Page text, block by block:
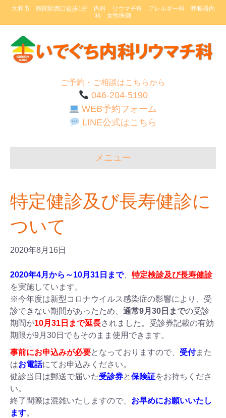
大和市 鶴間駅西口徒歩1分 内科 リウマチ科 アレルギー科 呼吸器内
科 女性医師
ご予約・ご相談はこちらから
046-204-5190
WEB予約フォーム
LINE公式はこちら
メニュー
特定健診及び長寿健診に
ついて
2020年8月16日
2020年4月から～10月31日まで、 特定検診及び長寿健診
を実施しています。
※今年度は新型コロナウイルス感染症の影響により、受
診できない期間があったため、 通常9月30日までの受診
期間が10月31日まで延長されました。受診券記載の有効
期限が9月30日でもそのまま使用できます。
事前にお申込みが必要となっておりますので、 受付また
はお電話にてお申込みください。
健診当日は郵送で届いた受診券と保険証をお持ちくださ
い。
終了間際は混雑いたしますので、 お早めにお願いいたし
ます。